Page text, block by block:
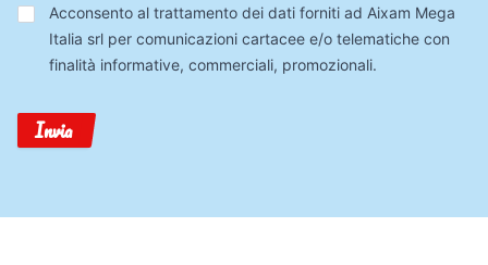
Trattamento
Dati
Acconsento al trattamento dei dati forniti ad Aixam Mega
Italia srl per comunicazioni cartacee e/o telematiche con
finalità informative, commerciali, promozionali.
Invia